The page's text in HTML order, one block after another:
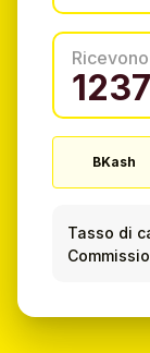
Ricevono
BKash
Tasso di